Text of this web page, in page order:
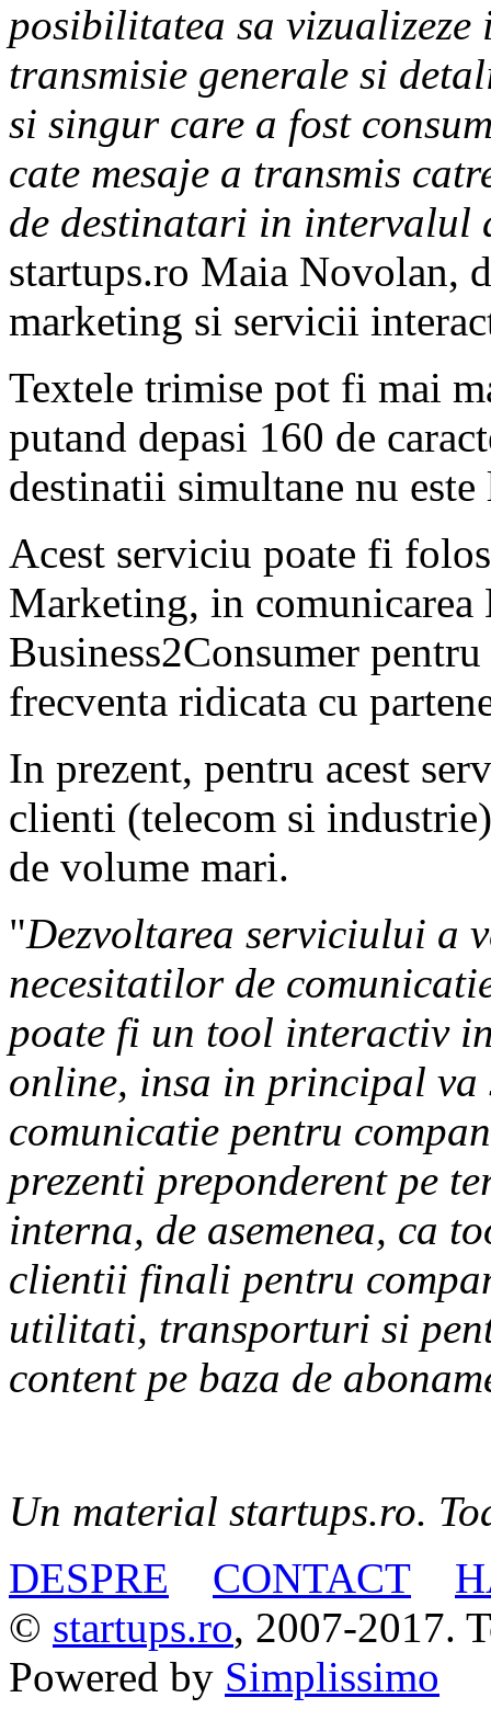
posibilitatea sa
transmisie generale si
si singur care a fost
cate mesaje a transmis
de destinatari in intervalul
startups.ro Maia Novolan,
marketing si servicii
Textele trimise pot fi mai
putand depasi 160 de
destinatii simultane nu
Acest serviciu poate fi
Marketing, in comunicarea
Business2Consumer
frecventa ridicata cu
In prezent, pentru acest
clienti (telecom si
de volume mari.
"Dezvoltarea serviciului a
necesitatilor de
poate fi un tool interactiv
online, insa in principal va
comunicatie pentru
prezenti preponderent pe
interna, de asemenea, ca
clientii finali pentru
utilitati, transporturi si
content pe baza de
Un material startups.ro.
DESPRE
CONTACT
© startups.ro, 2007-2017.
Powered by Simplissimo